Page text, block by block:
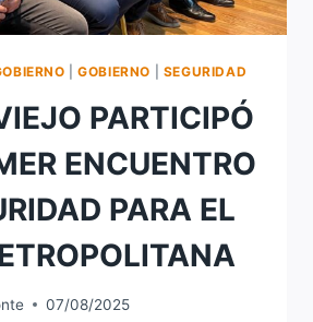
|GOBIERNO SEGURIDAD
PARTICIPÓ
ENCUENTRO
PARA EL
07/08/2025